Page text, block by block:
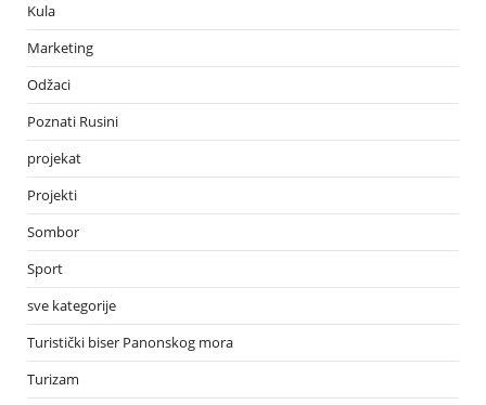
Kula
Marketing
Odžaci
Poznati Rusini
projekat
Projekti
Sombor
Sport
sve kategorije
Turistički biser Panonskog mora
Turizam